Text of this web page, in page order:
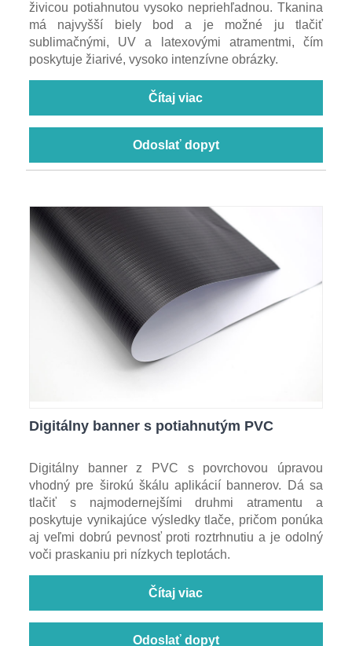
živicou potiahnutou vysoko nepriehľadnou. Tkanina
má najvyšší biely bod a je možné ju tlačiť
sublimačnými, UV a latexovými atramentmi, čím
poskytuje žiarivé, vysoko intenzívne obrázky.
Čítaj viac
Odoslať dopyt
Digitálny banner s potiahnutým PVC
Digitálny banner z PVC s povrchovou úpravou
vhodný pre širokú škálu aplikácií bannerov. Dá sa
tlačiť s najmodernejšími druhmi atramentu a
poskytuje vynikajúce výsledky tlače, pričom ponúka
aj veľmi dobrú pevnosť proti roztrhnutiu a je odolný
voči praskaniu pri nízkych teplotách.
Čítaj viac
Odoslať dopyt